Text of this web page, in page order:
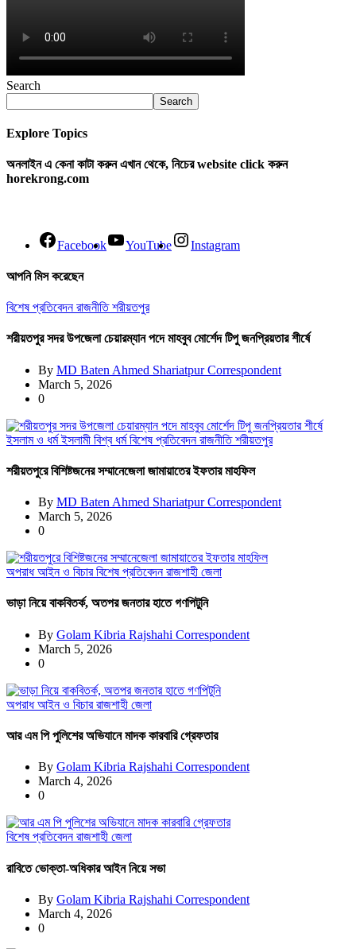
Search
Search
Explore Topics
অনলাইন এ কেনা কাটা করুন এখান থেকে, নিচের website click করুন
horekrong.com
Facebook YouTube Instagram
আপনি মিস করেছেন
বিশেষ প্রতিবেদনরাজনীতিশরীয়তপুর
শরীয়তপুর সদর উপজেলা চেয়ারম্যান পদে মাহবুব মোর্শেদ টিপু জনপ্রিয়তার শীর্ষে
By MD Baten Ahmed Shariatpur Correspondent
March 5, 2026
0
ইসলাম ও ধর্মইসলামী বিশ্ব ধর্মবিশেষ প্রতিবেদনরাজনীতিশরীয়তপুর
শরীয়তপুরে বিশিষ্টজনের সম্মানেজেলা জামায়াতের ইফতার মাহফিল
By MD Baten Ahmed Shariatpur Correspondent
March 5, 2026
0
অপরাধআইন ও বিচারবিশেষ প্রতিবেদনরাজশাহী জেলা
ভাড়া নিয়ে বাকবিতর্ক, অতপর জনতার হাতে গণপিটুনি
By Golam Kibria Rajshahi Correspondent
March 5, 2026
0
অপরাধআইন ও বিচাররাজশাহী জেলা
আর এম পি পুলিশের অভিযানে মাদক কারবারি গ্রেফতার
By Golam Kibria Rajshahi Correspondent
March 4, 2026
0
বিশেষ প্রতিবেদনরাজশাহী জেলা
রাবিতে ভোক্তা-অধিকার আইন নিয়ে সভা
By Golam Kibria Rajshahi Correspondent
March 4, 2026
0